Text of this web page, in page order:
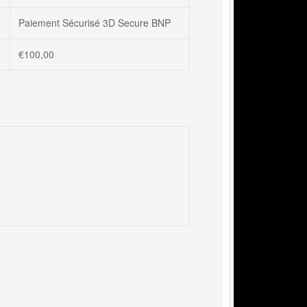
Paiement Sécurisé 3D Secure BNP
€100,00